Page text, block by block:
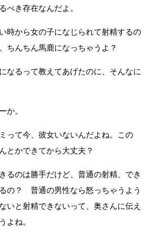
べき存在なんだよ。
時から女の子になじられて射精するの
ちんちん馬鹿になっちゃうよ？
なるって教えてあげたのに、そんなに
か。
って今、彼女いないんだよね。この
とかできてから大丈夫？
るのは勝手だけど、普通の射精、でき
の？ 普通の男性なら怒っちゃうよう
いと射精できないって、奥さんに伝え
よね。